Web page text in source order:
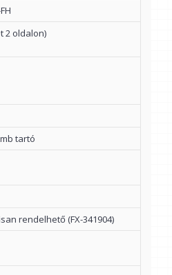
2 oldalon)
tartó
rendelhető (FX-341904)